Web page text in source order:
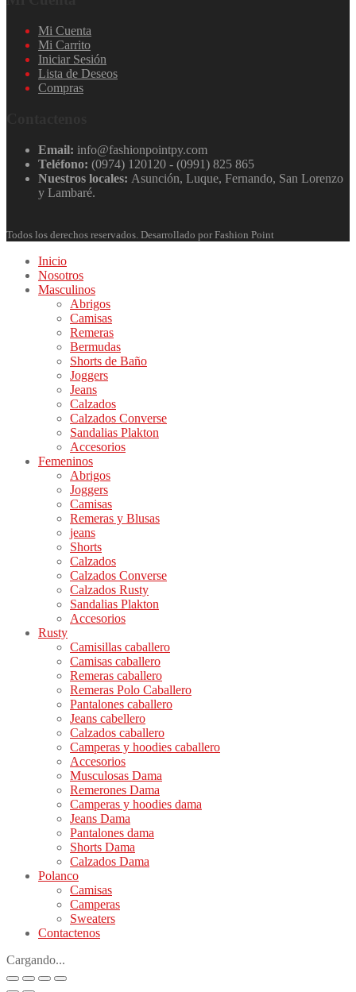
Mi Cuenta
Mi Carrito
Iniciar Sesión
Lista de Deseos
Compras
Email: info@fashionpointpy.com
Teléfono: (0974) 120120 - (0991) 825 865
Nuestros locales: Asunción, Luque, Fernando, San Lorenzo
y Lambaré.
Todos los derechos reservados. Desarrollado por Fashion Point
Inicio
Nosotros
Masculinos
Abrigos
Camisas
Remeras
Bermudas
Shorts de Baño
Joggers
Jeans
Calzados
Calzados Converse
Sandalias Plakton
Accesorios
Femeninos
Abrigos
Joggers
Camisas
Remeras y Blusas
jeans
Shorts
Calzados
Calzados Converse
Calzados Rusty
Sandalias Plakton
Accesorios
Rusty
Camisillas caballero
Camisas caballero
Remeras caballero
Remeras Polo Caballero
Pantalones caballero
Jeans cabellero
Calzados caballero
Camperas y hoodies caballero
Accesorios
Musculosas Dama
Remerones Dama
Camperas y hoodies dama
Jeans Dama
Pantalones dama
Shorts Dama
Calzados Dama
Polanco
Camisas
Camperas
Sweaters
Contactenos
Cargando...